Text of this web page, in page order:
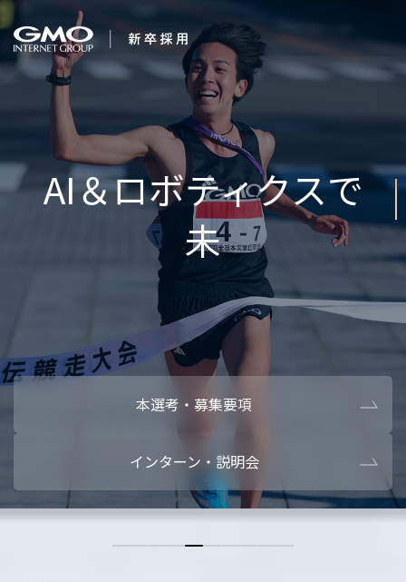
会社を知る
企業情報 CEOメッ
働く人
インタビュー・クロストーク キャリアパ
人財育成制
オフィスツアー
AI活用環境
採用情報
AI＆ロボティクスで
本選考・募集要項
インターン・説明会